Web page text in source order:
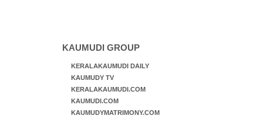
KAUMUDI GROUP
KERALAKAUMUDI DAILY
KAUMUDY TV
KERALAKAUMUDI.COM
KAUMUDI.COM
KAUMUDYMATRIMONY.COM